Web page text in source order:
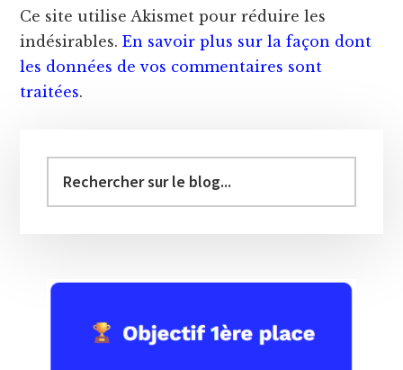
Ce site utilise Akismet pour réduire les
indésirables.En savoir plus sur la façon dont
les données de vos commentaires sont
traitées.
latérale
principale
recherchez